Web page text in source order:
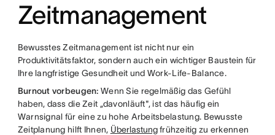
Zeitmanagement
Bewusstes Zeitmanagement ist nicht nur ein
Produktivitätsfaktor, sondern auch ein wichtiger Baustein für
Ihre langfristige Gesundheit und Work-Life-Balance.
Burnout vorbeugen: Wenn Sie regelmäßig das Gefühl
haben, dass die Zeit „davonläuft", ist das häufig ein
Warnsignal für eine zu hohe Arbeitsbelastung. Bewusste
Zeitplanung hilft Ihnen, Überlastungfrühzeitig zu erkennen